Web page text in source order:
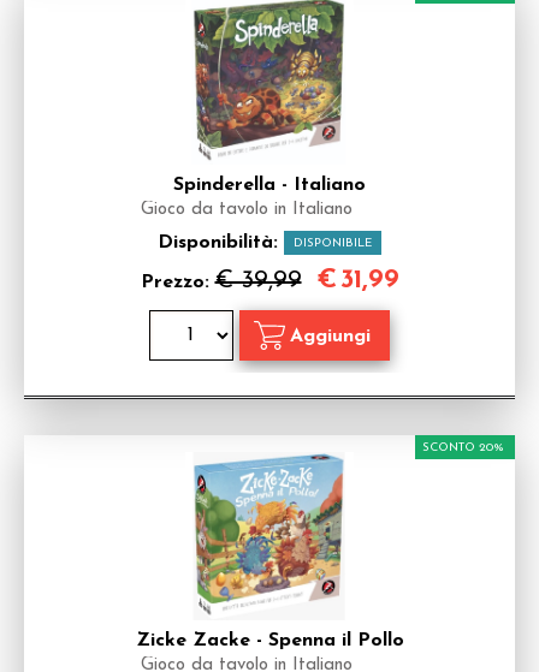
Spinderella - Italiano
Gioco da tavolo in Italiano
Disponibilità: DISPONIBILE
Prezzo:€ 39,99 € 31,99
Zicke Zacke - Spenna il Pollo
Gioco da tavolo in Italiano
SCONTO 20%